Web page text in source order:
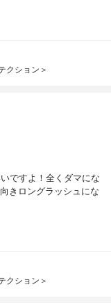
クション＞
ですよ！全くダマにな
きロングラッシュにな
クション＞